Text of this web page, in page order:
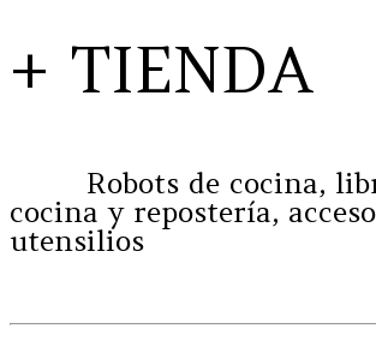
+ TIENDA
Robots de cocina,
cocina y repostería,
utensilios